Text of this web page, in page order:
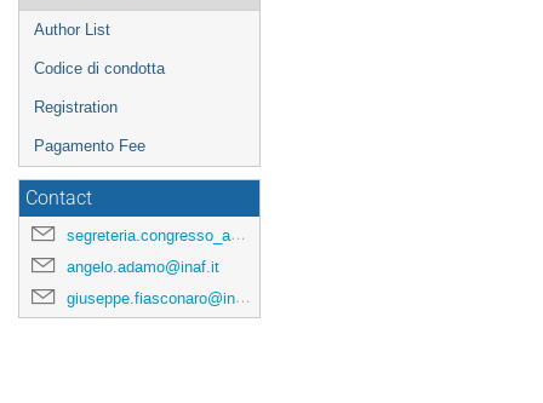
Author List
Codice di condotta
Registration
Pagamento Fee
Contact
segreteria.congresso_asculta@ifc.inaf.it
angelo.adamo@inaf.it
giuseppe.fiasconaro@inaf.it